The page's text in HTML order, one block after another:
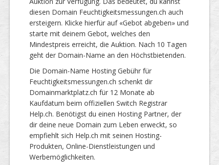
diesen Domain Feuchtigkeitsmessungen.ch auch
ersteigern. Klicke hierfür auf «Gebot abgeben» und
starte mit deinem Gebot, welches den
Mindestpreis erreicht, die Auktion. Nach 10 Tagen
geht der Domain-Name an den Höchstbietenden.
Die Domain-Name Hosting Gebühr für
Feuchtigkeitsmessungen.ch schenkt dir
Domainmarktplatz.ch für 12 Monate ab
Kaufdatum beim offiziellen Switch Registrar
Help.ch. Benötigst du einen Hosting Partner, der
dir deine neue Domain zum Leben erweckt, so
empfiehlt sich Help.ch mit seinen Hosting-
Produkten, Online-Dienstleistungen und
Werbemöglichkeiten.